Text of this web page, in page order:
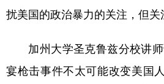
扰美国的政治暴力的关注，但关
加州大学圣克鲁兹分校讲师
宴枪击事件不太可能改变美国